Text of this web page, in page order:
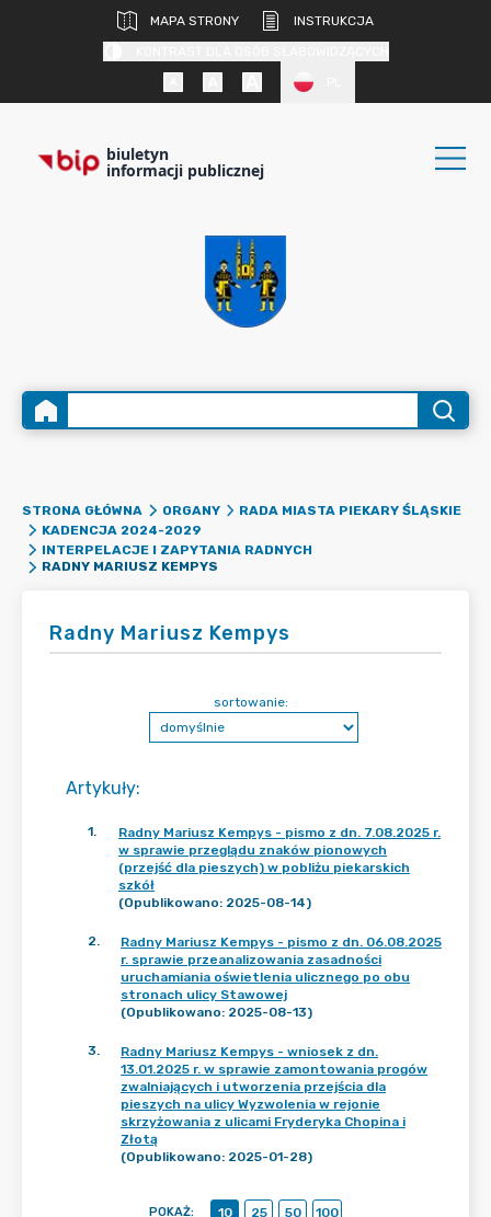
MAPA STRONY
INSTRUKCJA
biuletyn
informacji publicznej
STRONA GŁÓWNA ORGANY
RADA MIASTA PIEKARY ŚLĄSKIE
KADENCJA 2024-2029
INTERPELACJE I ZAPYTANIA RADNYCH
RADNY MARIUSZ KEMPYS
Radny Mariusz Kempys
Artykuły:
sortowanie:
1.
Radny Mariusz Kempys - pismo z dn. 7.08.2025 r.
w sprawie przeglądu znaków pionowych
(przejść dla pieszych) w pobliżu piekarskich
szkół
(Opublikowano: 2025-08-14)
2.
Radny Mariusz Kempys - pismo z dn. 06.08.2025
r. sprawie przeanalizowania zasadności
uruchamiania oświetlenia ulicznego po obu
stronach ulicy Stawowej
(Opublikowano: 2025-08-13)
3.
Radny Mariusz Kempys - wniosek z dn.
13.01.2025 r. w sprawie zamontowania progów
zwalniających i utworzenia przejścia dla
pieszych na ulicy Wyzwolenia w rejonie
skrzyżowania z ulicami Fryderyka Chopina i
Złotą
(Opublikowano: 2025-01-28)
POKAŻ: 10 25 50
100